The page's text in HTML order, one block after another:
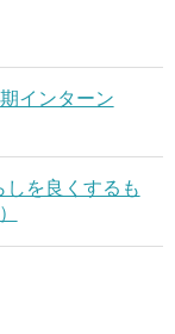
インターン
しを良くするも